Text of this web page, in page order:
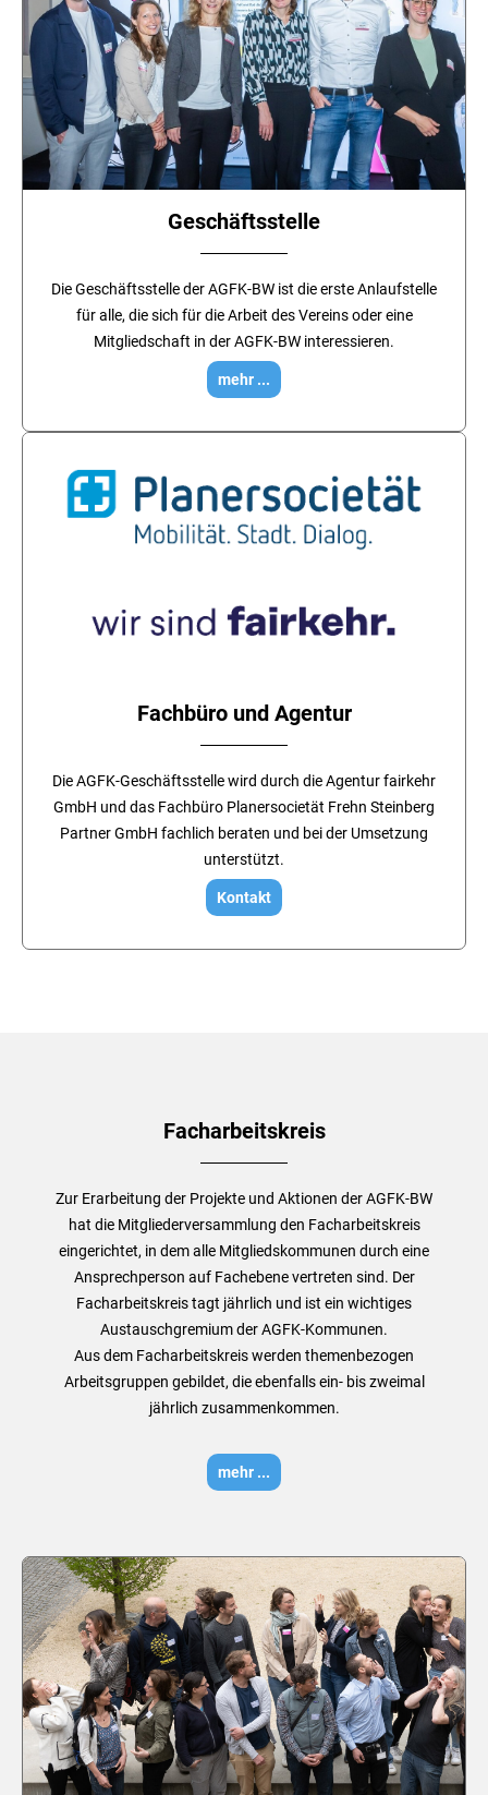
Geschäftsstelle
Die Geschäftsstelle der AGFK-BW ist die erste Anlaufstelle
für alle, die sich für die Arbeit des Vereins oder eine
Mitgliedschaft in der AGFK-BW interessieren.
mehr ...
Fachbüro und Agentur
Die AGFK-Geschäftsstelle wird durch die Agentur fairkehr
GmbH und das Fachbüro Planersocietät Frehn Steinberg
Partner GmbH fachlich beraten und bei der Umsetzung
unterstützt.
Kontakt
Facharbeitskreis
Zur Erarbeitung der Projekte und Aktionen der AGFK-BW
hat die Mitgliederversammlung den Facharbeitskreis
eingerichtet, in dem alle Mitgliedskommunen durch eine
Ansprechperson auf Fachebene vertreten sind. Der
Facharbeitskreis tagt jährlich und ist ein wichtiges
Austauschgremium der AGFK-Kommunen.
Aus dem Facharbeitskreis werden themenbezogen
Arbeitsgruppen gebildet, die ebenfalls ein- bis zweimal
jährlich zusammenkommen.
mehr ...